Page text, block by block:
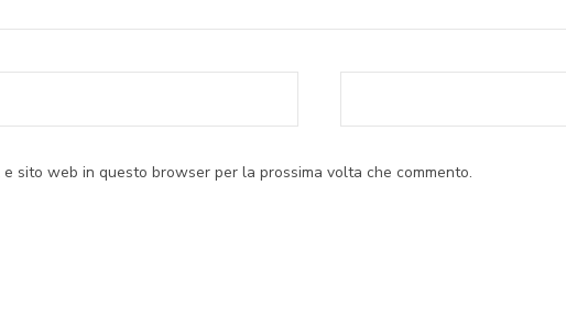
e sito web in questo browser per la prossima volta che commento.